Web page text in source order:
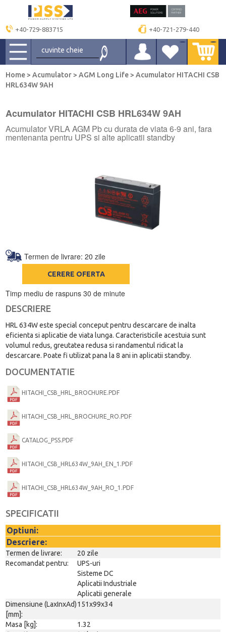
+40-729-883715 +40-721-279-440
Home>Acumulator>AGM Long Life> Acumulator HITACHI CSB
HRL634W 9AH
Acumulator HITACHI CSB HRL634W 9AH
Acumulator VRLA AGM Pb cu durata de viata 6-9 ani, fara
mentenanta pentru UPS si alte aplicatii standby
Termen de livrare: 20 zile
CERERE OFERTA
Timp mediu de raspuns 30 de minute
DESCRIERE
HRL 634W este special conceput pentru descarcare de inalta
eficienta si aplicatie de viata lunga. Caracteristicile acestuia sunt
volumul redus, greutatea redusa si randamentul ridicat la
descarcare. Poate fi utilizat pana la 8 ani in aplicatii standby.
DOCUMENTATIE
HITACHI_CSB_HRL_BROCHURE.PDF
HITACHI_CSB_HRL_BROCHURE_RO.PDF
CATALOG_PSS.PDF
HITACHI_CSB_HRL634W_9AH_EN_1.PDF
HITACHI_CSB_HRL634W_9AH_RO_1.PDF
SPECIFICATII
Optiuni:
Descriere:
Termen de livrare:
20 zile
Recomandat pentru:
UPS-uri
Sisteme DC
Aplicatii Industriale
Aplicatii generale
Dimensiune (LaxInxAd)
[mm]:
151x99x34
Masa [kg]:
1.32